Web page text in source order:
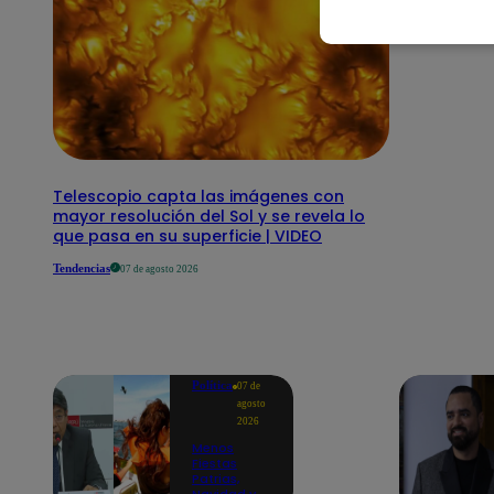
Telescopio capta las imágenes con
mayor resolución del Sol y se revela lo
que pasa en su superficie | VIDEO
Tendencias 07 de agosto 2026
Política 07 de
agosto
2026
Menos
Fiestas
Patrias,